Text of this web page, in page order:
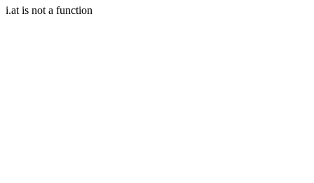
i.at is not a function